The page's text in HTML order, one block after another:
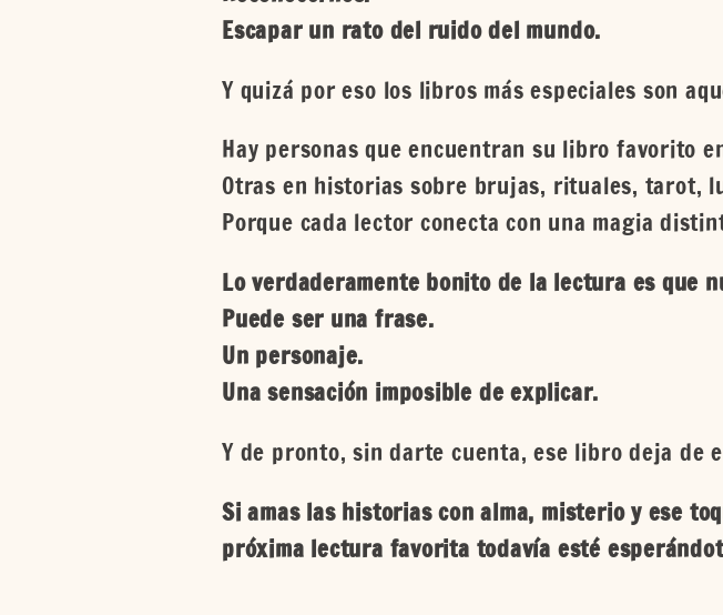
Escapar un rato del ruido del mundo.
Y quizá por eso los libros más especiales son
Hay personas que encuentran su libro favorito
Otras en historias sobre brujas, rituales, tarot,
Porque cada lector conecta con una magia
Lo verdaderamente bonito de la lectura es que
Puede ser una frase.
Un personaje.
Una sensación imposible de explicar.
Y de pronto, sin darte cuenta, ese libro deja de
Si amas las historias con alma, misterio y ese
próxima lectura favorita todavía esté